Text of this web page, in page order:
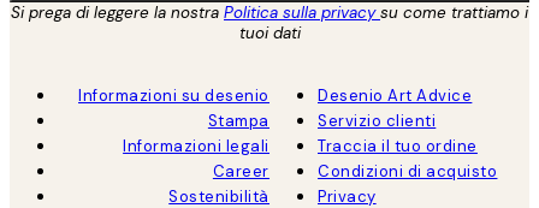
Si prega di leggere la nostra Politica sulla privacysu come trattiamo i
tuoi dati
Informazioni su desenio
Stampa
Informazioni legali
Career
Sostenibilità
Desenio Art Advice
Servizio clienti
Traccia il tuo ordine
Condizioni di acquisto
Privacy